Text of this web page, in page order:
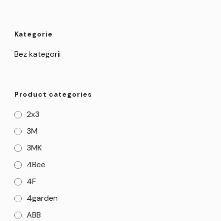
Kategorie
Bez kategorii
Product categories
2x3
3M
3MK
4Bee
4F
4garden
ABB